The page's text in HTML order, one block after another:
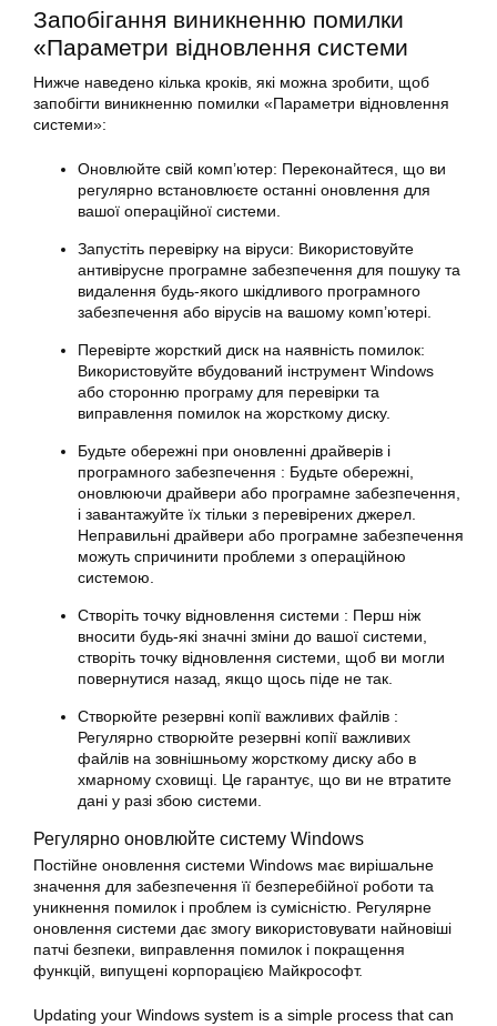
Запобігання виникненню помилки
«Параметри відновлення системи
Нижче наведено кілька кроків, які можна зробити, щоб
запобігти виникненню помилки «Параметри відновлення
системи»:
Оновлюйте свій комп’ютер: Переконайтеся, що ви
регулярно встановлюєте останні оновлення для
вашої операційної системи.
Запустіть перевірку на віруси: Використовуйте
антивірусне програмне забезпечення для пошуку та
видалення будь-якого шкідливого програмного
забезпечення або вірусів на вашому комп’ютері.
Перевірте жорсткий диск на наявність помилок:
Використовуйте вбудований інструментWindows
або сторонню програму для перевірки та
виправлення помилок на жорсткому диску.
Будьте обережні при оновленні драйверів і
програмного забезпечення : Будьте обережні,
оновлюючи драйвери або програмне забезпечення,
і завантажуйте їх тільки з перевірених джерел.
Неправильні драйвери або програмне забезпечення
можуть спричинити проблеми з операційною
системою.
Створіть точку відновлення системи : Перш ніж
вносити будь-які значні зміни до вашої системи,
створіть точку відновлення системи, щоб ви могли
повернутися назад, якщо щось піде не так.
Створюйте резервні копії важливих файлів :
Регулярно створюйте резервні копії важливих
файлів на зовнішньому жорсткому диску або в
хмарному сховищі. Це гарантує, що ви не втратите
дані у разі збою системи.
Регулярно оновлюйте систему Windows
Постійне оновлення системи Windows має вирішальне
значення для забезпечення її безперебійної роботи та
уникнення помилок і проблем із сумісністю. Регулярне
оновлення системи дає змогу використовувати найновіші
патчі безпеки, виправлення помилок і покращення
функцій, випущені корпорацією Майкрософт.
Updating your Windows system is a simple process that can